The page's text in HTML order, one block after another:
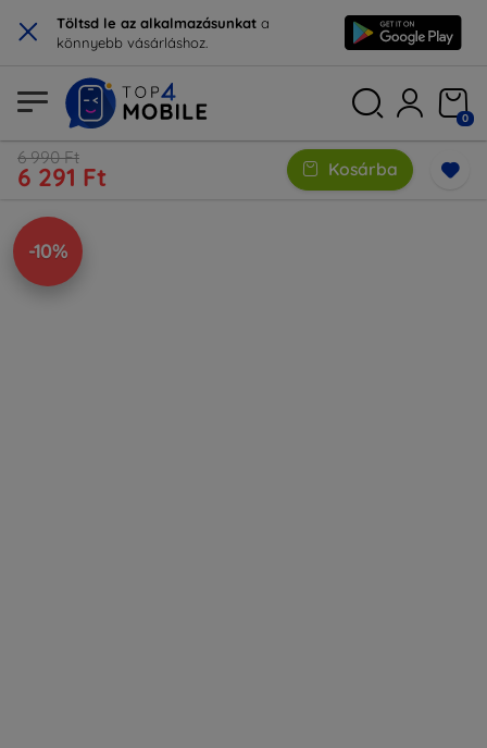
× Töltsd le az alkalmazásunkat a
könnyebb vásárláshoz.
0
6 990 Ft
6 291 Ft Kosárba
-10%